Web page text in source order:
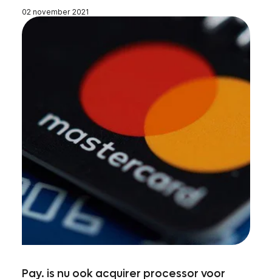
02 november 2021
Pay. is nu ook acquirer processor voor